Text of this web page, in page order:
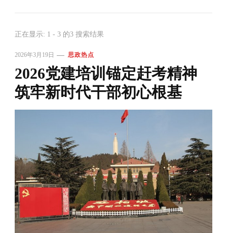
正在显示: 1 - 3 的3 搜索结果
2026年3月19日 思政热点
2026党建培训锚定赶考精神
筑牢新时代干部初心根基